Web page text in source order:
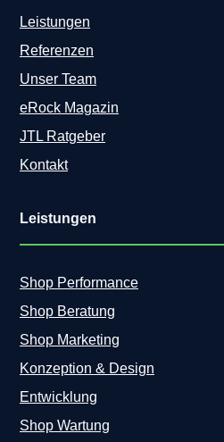
Leistungen
Referenzen
Unser Team
eRock Magazin
JTL Ratgeber
Kontakt
Leistungen
Shop Performance
Shop Beratung
Shop Marketing
Konzeption & Design
Entwicklung
Shop Wartung